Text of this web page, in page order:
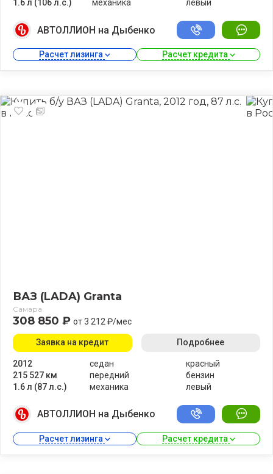
1.6 л (106 л.с.) механика левый
АВТОЛЛИОН на Дыбенко
Расчет лизинга Расчет кредита
ВАЗ (LADA) Granta
Самара
308 850 ₽ от 3 212 ₽/мес
2012
215 527 км
1.6 л (87 л.с.)
седан
передний
механика
красный
бензин
левый
Заявка на кредит Подробнее
АВТОЛЛИОН на Дыбенко
Расчет лизинга Расчет кредита